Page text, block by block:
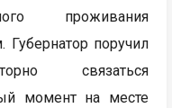
проживания
поручил
связаться
момент на месте